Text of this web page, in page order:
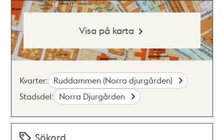
Visa på karta
Kvarter: Ruddammen (Norra djurgården)
Stadsdel: Norra Djurgården
Sökord